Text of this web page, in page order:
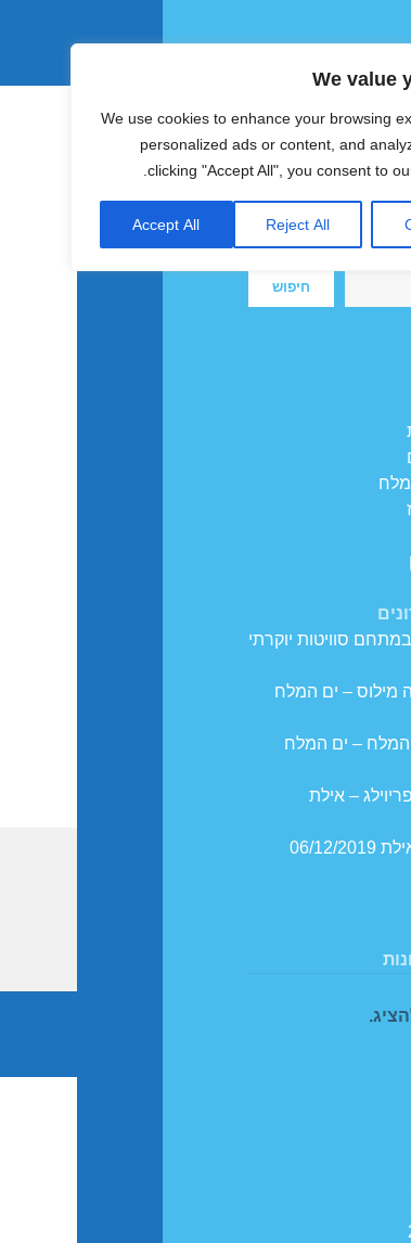
We value
We use cookies to enhance your browsing
personalized ads or content, and
clicking "Accept All", you consent to
Reject All
Accept All
זולים בישראל
חיפוש
סוויטות יוקרתי
מילוס – ים המלח
המלח – ים המלח
– אילת
2019